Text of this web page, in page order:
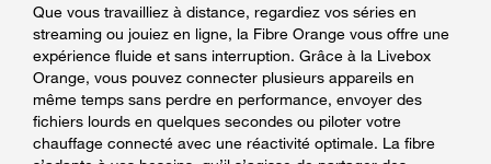
Que vous travailliez à distance, regardiez vos séries en
streaming ou jouiez en ligne, la Fibre Orange vous offre une
expérience fluide et sans interruption. Grâce à la Livebox
Orange, vous pouvez connecter plusieurs appareils en
même temps sans perdre en performance, envoyer des
fichiers lourds en quelques secondes ou piloter votre
chauffage connecté avec une réactivité optimale. La fibre